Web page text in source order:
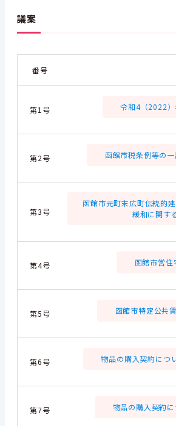
議案
番号
第1号 令和4（2022
第2号 函館市税条例等の
第3号
函館市元町末広町伝統的
緩和に関す
第4号 函館市営
第5号 函館市特定公共
第6号 物品の購入契約につ
第7号 物品の購入契約